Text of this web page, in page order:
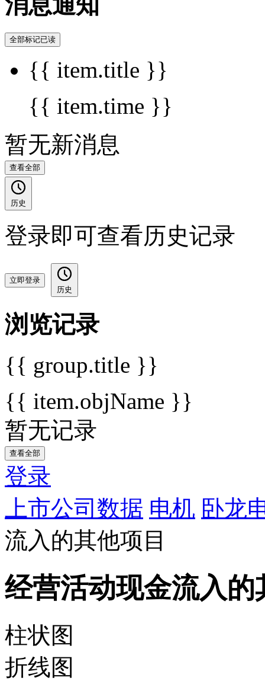
全部标记已读
{{ item.title }}
{{ item.time }}
暂无新消息
查看全部
历史
登录即可查看历史记录
立即登录
历史
浏览记录
{{ group.title }}
{{ item.objName }}
暂无记录
查看全部
登录
上市公司数据 电机 卧龙
流入的其他项目
经营活动现金流入的
柱状图
折线图